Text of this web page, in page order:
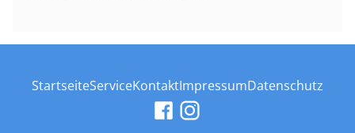
StartseiteServiceKontaktImpressumDatenschutz